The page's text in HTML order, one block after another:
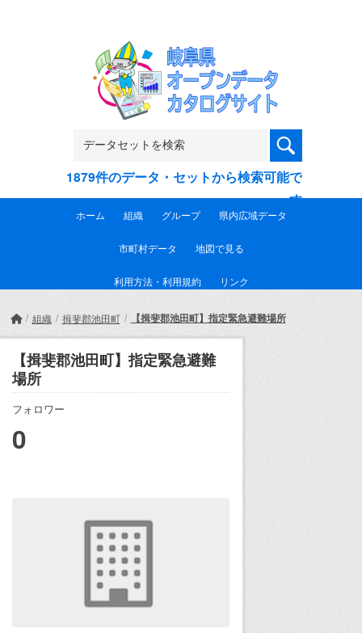
1879件のデータ・セットから検索可能で
す
ホーム 組織 グループ 県内広域データ
市町村データ 地図で見る
利用方法・利用規約 リンク
組織 揖斐郡池田町 【揖斐郡池田町】指定緊急避難場所
【揖斐郡池田町】指定緊急避難
場所
フォロワー
0